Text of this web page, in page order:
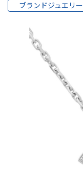
ブランドジュエリー